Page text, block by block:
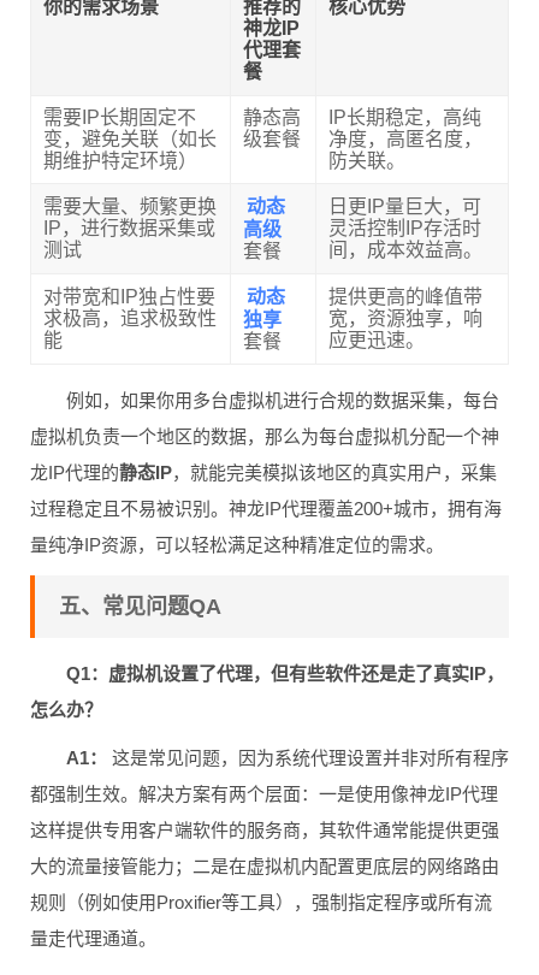
你的需求场景
推荐的
神龙IP
代理套
餐
核心优势
需要IP长期固定不
变，避免关联（如长
期维护特定环境）
静态高
级套餐
IP长期稳定，高纯
净度，高匿名度，
防关联。
需要大量、频繁更换
IP，进行数据采集或
测试
动态
高级
套餐
日更IP量巨大，可
灵活控制IP存活时
间，成本效益高。
对带宽和IP独占性要
求极高，追求极致性
能
动态
独享
套餐
提供更高的峰值带
宽，资源独享，响
应更迅速。
例如，如果你用多台虚拟机进行合规的数据采集，每台
虚拟机负责一个地区的数据，那么为每台虚拟机分配一个神
龙IP代理的静态IP，就能完美模拟该地区的真实用户，采集
过程稳定且不易被识别。神龙IP代理覆盖200+城市，拥有海
量纯净IP资源，可以轻松满足这种精准定位的需求。
五、常见问题QA
Q1：虚拟机设置了代理，但有些软件还是走了真实IP，
怎么办？
A1：
这是常见问题，因为系统代理设置并非对所有程序
都强制生效。解决方案有两个层面：一是使用像神龙IP代理
这样提供专用客户端软件的服务商，其软件通常能提供更强
大的流量接管能力；二是在虚拟机内配置更底层的网络路由
规则（例如使用Proxifier等工具），强制指定程序或所有流
量走代理通道。